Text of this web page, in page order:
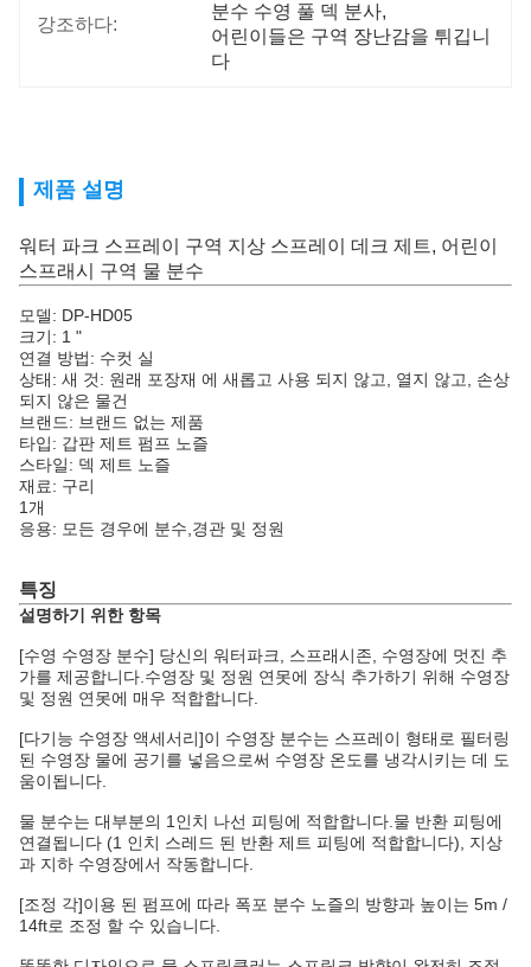
강조하다:
분수 수영 풀 덱 분사,
어린이들은 구역 장난감을 튀깁니
다
제품 설명
워터 파크 스프레이 구역 지상 스프레이 데크 제트, 어린이
스프래시 구역 물 분수
모델: DP-HD05
크기: 1 "
연결 방법: 수컷 실
상태: 새 것: 원래 포장재 에 새롭고 사용 되지 않고, 열지 않고, 손상
되지 않은 물건
브랜드: 브랜드 없는 제품
타입: 갑판 제트 펌프 노즐
스타일: 덱 제트 노즐
재료: 구리
1개
응용: 모든 경우에 분수,경관 및 정원
특징
설명하기 위한 항목
[수영 수영장 분수] 당신의 워터파크, 스프래시존, 수영장에 멋진 추
가를 제공합니다.수영장 및 정원 연못에 장식 추가하기 위해 수영장
및 정원 연못에 매우 적합합니다.
[다기능 수영장 액세서리]이 수영장 분수는 스프레이 형태로 필터링
된 수영장 물에 공기를 넣음으로써 수영장 온도를 냉각시키는 데 도
움이됩니다.
물 분수는 대부분의 1인치 나선 피팅에 적합합니다.물 반환 피팅에
연결됩니다 (1 인치 스레드 된 반환 제트 피팅에 적합합니다), 지상
과 지하 수영장에서 작동합니다.
[조정 각]이용 된 펌프에 따라 폭포 분수 노즐의 방향과 높이는 5m /
14ft로 조정 할 수 있습니다.